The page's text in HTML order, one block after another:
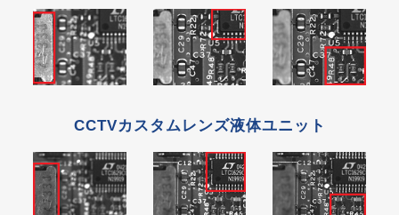
CCTVカスタムレンズ液体ユニット